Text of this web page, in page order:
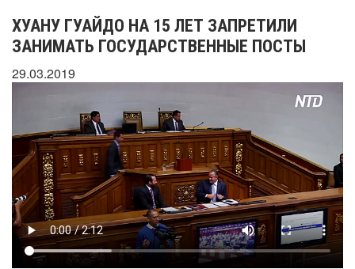
ХУАНУ ГУАЙДО НА 15 ЛЕТ ЗАПРЕТИЛИ
ЗАНИМАТЬ ГОСУДАРСТВЕННЫЕ ПОСТЫ
29.03.2019